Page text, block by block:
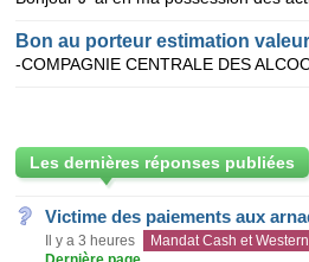
Les dernières réponses publiées
Victime des paiements aux
Il y a 3 heures Mandat Cash et